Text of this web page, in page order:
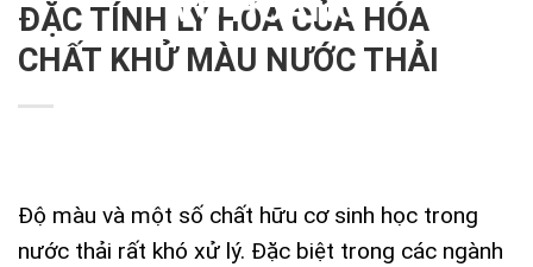
ĐẶC TÍNH LÝ HÓA CỦA HÓA
CHẤT KHỬ MÀU NƯỚC THẢI
Độ màu và một số chất hữu cơ sinh học trong
nước thải rất khó xử lý. Đặc biệt trong các ngành